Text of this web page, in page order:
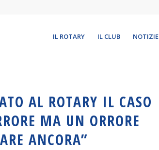
IL ROTARY IL CLUB NOTIZIE
AL ROTARY IL CASO
MA UN ORRORE
ANCORA”